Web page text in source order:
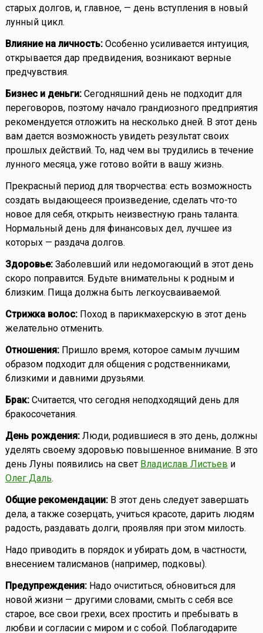
старых долгов, и, главное, — день вступления в новый
лунный цикл.
Влияние на личность:Особенно усиливается интуиция,
открывается дар предвидения, возникают верные
предчувствия.
Бизнес и деньги:Сегодняшний день не подходит для
переговоров, поэтому начало грандиозного предприятия
рекомендуется отложить на несколько дней. В этот день
вам дается возможность увидеть результат своих
прошлых действий. То, над чем вы трудились в течение
лунного месяца, уже готово войти в вашу жизнь.
Прекрасный период для творчества: есть возможность
создать выдающееся произведение, сделать что-то
новое для себя, открыть неизвестную грань таланта.
Нормальный день для финансовых дел, лучшее из
которых — раздача долгов.
Здоровье:Заболевший или недомогающий в этот день
скоро поправится. Будьте внимательны к родным и
близким. Пища должна быть легкоусваиваемой.
Стрижка волос:Поход в парикмахерскую в этот день
желательно отменить.
Отношения:Пришло время, которое самым лучшим
образом подходит для общения с родственниками,
близкими и давними друзьями.
Брак:Считается, что сегодня неподходящий день для
бракосочетания.
День рождения:Люди, родившиеся в это день, должны
уделять своему здоровью повышенное внимание. В это
день Луны появились на свет Владислав Листьев и
Олег Даль.
Общие рекомендации:В этот день следует завершать
дела, а также созерцать, учиться красоте, дарить людям
радость, раздавать долги, проявляя при этом милость.
Надо приводить в порядок и убирать дом, в частности,
внесением талисманов (например, подковы).
Предупреждения:Надо очиститься, обновиться для
новой жизни — другими словами, смыть с себя все
старое, все свои грехи, всех простить и пребывать в
любви и согласии с миром и с собой. Поблагодарите